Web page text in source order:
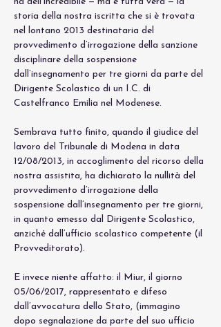
storia della nostra iscritta che si è trovata
nel lontano 2013 destinataria del
provvedimento d’irrogazione della sanzione
disciplinare della sospensione
dall’insegnamento per tre giorni da parte del
Dirigente Scolastico di un I.C. di
Castelfranco Emilia nel Modenese.
Sembrava tutto finito, quando il giudice del
lavoro del Tribunale di Modena in data
12/08/2013, in accoglimento del ricorso della
nostra assistita, ha dichiarato la nullità del
provvedimento d’irrogazione della
sospensione dall’insegnamento per tre giorni,
in quanto emesso dal Dirigente Scolastico,
anziché dall’ufficio scolastico competente (il
Provveditorato).
E invece niente affatto: il Miur, il giorno
05/06/2017, rappresentato e difeso
dall’avvocatura dello Stato, (immagino
dopo segnalazione da parte del suo ufficio